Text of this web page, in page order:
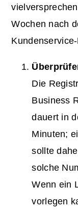
Wochen nach
Die
Business
dauert in
Minuten;
sollte
solche
Wenn ein
vorlegen